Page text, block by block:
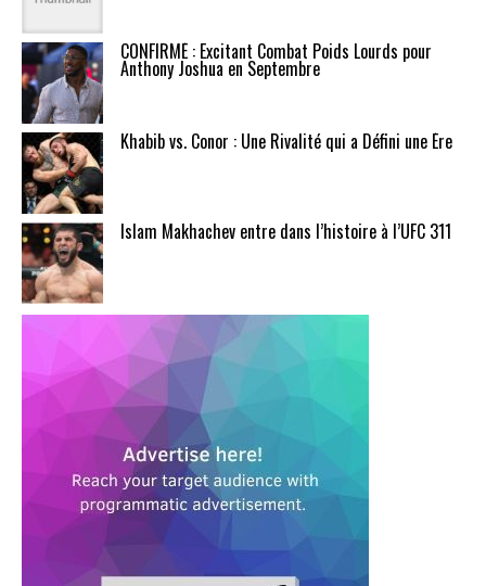
CONFIRMÉ : Excitant Combat Poids Lourds pour
Anthony Joshua en Septembre
Khabib vs. Conor : Une Rivalité qui a Défini une Ère
Islam Makhachev entre dans l’histoire à l’UFC 311